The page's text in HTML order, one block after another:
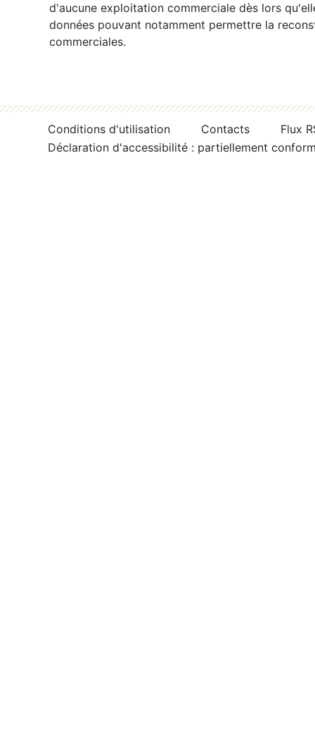
d'aucune exploitation commerciale dès lors
données pouvant notamment permettre la
commerciales.
Conditions d'utilisation Contacts
Flux
Déclaration d'accessibilité : partiellement